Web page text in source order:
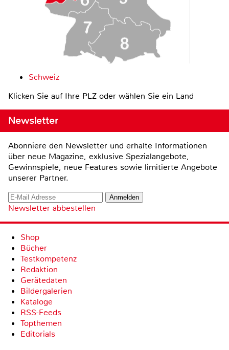
Schweiz
Klicken Sie auf Ihre PLZ oder wählen Sie ein Land
Newsletter
Abonniere den Newsletter und erhalte Informationen
über neue Magazine, exklusive Spezialangebote,
Gewinnspiele, neue Features sowie limitierte Angebote
unserer Partner.
Newsletter abbestellen
Shop
Bücher
Testkompetenz
Redaktion
Gerätedaten
Bildergalerien
Kataloge
RSS-Feeds
Topthemen
Editorials